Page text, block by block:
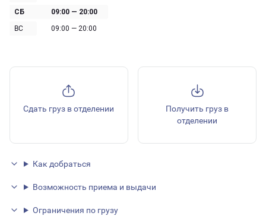
СБ
09:00 — 20:00
ВС
09:00 — 20:00
Сдать груз в отделении
Получить груз в
отделении
Как добраться
Возможность приема и выдачи
Ограничения по грузу